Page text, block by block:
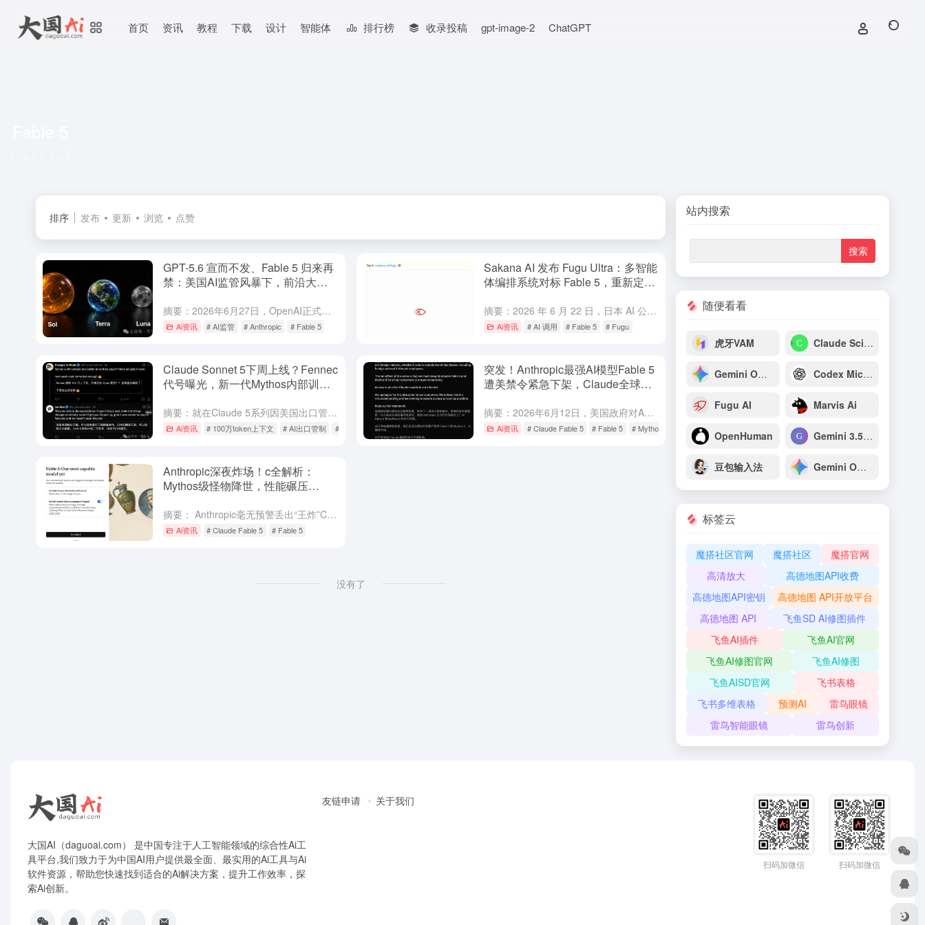
首页 资讯 教程 下载 设计 智能体 排行榜 收录投稿 gpt-image-2 ChatGPT
排序 发布 更新 浏览 点赞
GPT-5.6 宣而不发、Fable 5 归来再
禁：美国AI监管风暴下，前沿大模
摘要：2026年6月27日，OpenAI正式发布GPT-5.6系列（Sol/Terra/Luna），性能全面碾压前代，但因美国政府要求仅向约20家“可信合作伙伴”开放；与此同时，Anthropic的F...
Ai资讯 # AI监管 # Anthropic # Fable 5
Sakana AI 发布 Fugu Ultra：多智能
体编排系统对标 Fable 5，重新定义
摘要：2026 年 6 月 22 日，日本 AI 公司 Sakana AI 正式发布多智能体编排系统 Fugu 及 Fugu Ultra。与传统"做大模型"的路径不同，Fugu 是一个学会了调度其他模...
Ai资讯 # AI 调用 # Fable 5 # Fugu
Claude Sonnet 5下周上线？Fennec
代号曝光，新一代Mythos内部训练
摘要：就在Claude 5系列因美国出口管制被全面封禁不足十天之际，Anthropic的动作并没有按下暂停键——反而更快了。6月21日，开发者社区发现"claude-sonnet-5"的slug已悄然...
Ai资讯 # 100万token上下文 # AI出口管制 # AI模型迭代
突发！Anthropic最强AI模型Fable 5
遭美禁令紧急下架，Claude全球停
摘要：2026年6月12日，美国政府对Anthropic下达紧急出口管制令，强制全球停用其刚上线72小时的最强AI模型Claude Fable 5与Mythos 5。禁令以“国家安全”为由，禁止所有外...
Ai资讯 # Claude Fable 5 # Fable 5 # Mythos 5
Anthropic深夜炸场！c全解析：
Mythos级怪物降世，性能碾压
摘要： Anthropic毫无预警丢出“王炸”Claude Fable 5，携Mythos级底层能力横扫各大AI基准测试，在编码、视觉、科研全面碾压GPT-5.5与自家前代Opus 4.8。然而，这头...
Ai资讯 # Claude Fable 5 # Fable 5
没有了
站内搜索
随便看看
虎牙VAM Claude Science
Gemini Omni Flash：谷歌原生多模态视频生成与推理模型 Codex Micro：OpenAI专为开发者打造的AI编程专用宏键盘
Fugu AI Marvis Ai
OpenHuman Gemini 3.5 Pro
豆包输入法 Gemini Omni
标签云
魔搭社区官网 魔搭社区
魔搭官网
高清放大
高德地图API收费
高德地图API密钥
高德地图 API开放平台
高德地图 API
飞鱼SD AI修图插件
飞鱼AI插件
飞鱼AI官网
飞鱼AI修图官网
飞鱼AI修图
飞鱼AISD官网
飞书表格
飞书多维表格
预测AI
雷鸟眼镜
雷鸟智能眼镜
雷鸟创新
大国AI（daguoai.com） 是中国专注于人工智能领域的综合性Ai工
具平台,我们致力于为中国AI用户提供最全面、最实用的Ai工具与Ai
软件资源，帮助您快速找到适合的Ai解决方案，提升工作效率，探
索Ai创新。
友链申请 关于我们
扫码加微信 扫码加微信